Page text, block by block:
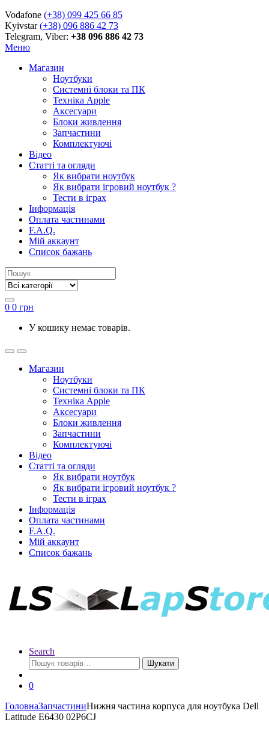
Vodafone (+38) 099 425 66 85
Kyivstar(+38) 096 886 42 73
Telegram, Viber: +38 096 886 42 73
Меню
Магазин
Ноутбуки
Системні блоки та ПК
Техніка Apple
Аксесуари
Блоки живлення
Запчастини
Комплектуючі
Відео
Статті та огляди
Як вибрати ноутбук
Як вибрати ігровий ноутбук ?
Тести в іграх
Інформація
Оплата частинами
F.A.Q.
Мій аккаунт
Список бажань
0 0 грн
У кошику немає товарів.
Магазин
Ноутбуки
Системні блоки та ПК
Техніка Apple
Аксесуари
Блоки живлення
Запчастини
Комплектуючі
Відео
Статті та огляди
Як вибрати ноутбук
Як вибрати ігровий ноутбук ?
Тести в іграх
Інформація
Оплата частинами
F.A.Q.
Мій аккаунт
Список бажань
Search
Шукати
0
ГоловнаЗапчастиниНижня частина корпуса для ноутбука Dell
Latitude E6430 02P6CJ